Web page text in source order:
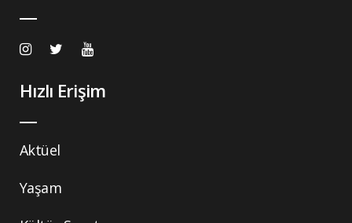
Hızlı Erişim
Aktüel
Yaşam